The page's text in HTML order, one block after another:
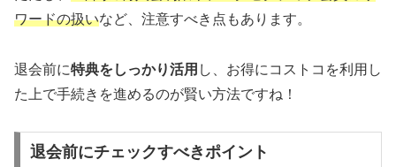
ワードの扱いなど、注意すべき点もあります。
退会前に特典をしっかり活用 し、お得にコストコを利用し
た上で手続きを進めるのが賢い方法ですね！
退会前にチェックすべきポイント